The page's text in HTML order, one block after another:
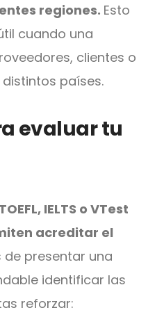
regiones. Esto
cuando una
clientes o
países.
evaluar tu
IELTS o VTest
acreditar el
de presentar una
identificar las
reforzar: